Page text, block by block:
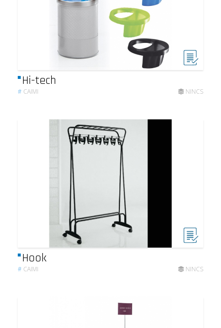
Hi-tech
# CAIMI NINCS
Hook
# CAIMI NINCS